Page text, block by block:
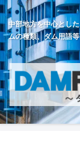
中部地方を中心とし
ムの種類、ダム用語